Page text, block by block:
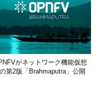
がネットワーク機能仮想
第2版「Brahmaputra」公開